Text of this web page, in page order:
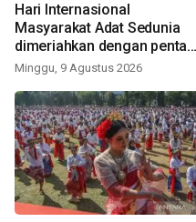
Hari Internasional
Masyarakat Adat Sedunia
dimeriahkan dengan pentas
seni budaya Bali
Minggu, 9 Agustus 2026